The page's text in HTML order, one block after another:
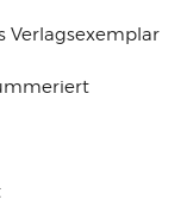
Verlagsexemplar